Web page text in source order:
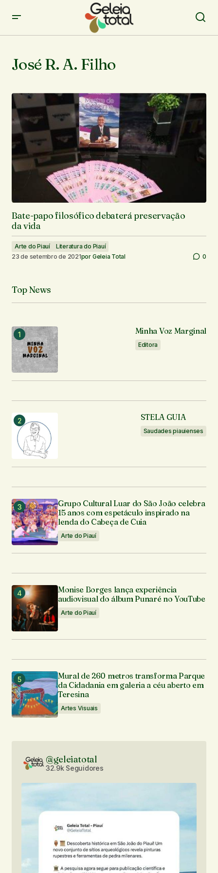
José R. A. Filho
Bate-papo filosófico debaterá preservação
da vida
Arte do Piauí
Literatura do Piauí
23 de setembro de 2021por Geleia Total 0
Top News
Minha Voz Marginal
Editora
STELA GUIA
Saudades piauienses
Grupo Cultural Luar do São João celebra
15 anos com espetáculo inspirado na
lenda do Cabeça de Cuia
Arte do Piauí
Monise Borges lança experiência
audiovisual do álbum Punaré no YouTube
Arte do Piauí
Mural de 260 metros transforma Parque
da Cidadania em galeria a céu aberto em
Teresina
Artes Visuais
@geleiatotal
32.9k Seguidores